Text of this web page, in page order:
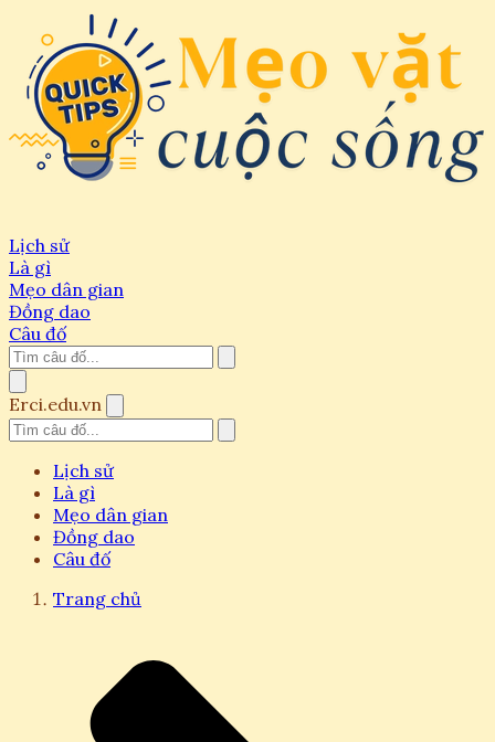
Lịch sử
Là gì
Mẹo dân gian
Đồng dao
Câu đố
Erci.edu.vn
Lịch sử
Là gì
Mẹo dân gian
Đồng dao
Câu đố
Trang chủ